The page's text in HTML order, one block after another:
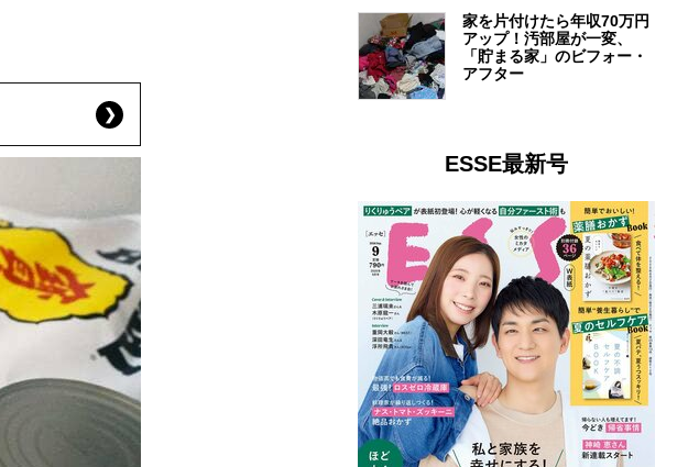
家を片付けたら年収70万円
アップ！汚部屋が一変、
「貯まる家」のビフォー・
アフター
ESSE最新号